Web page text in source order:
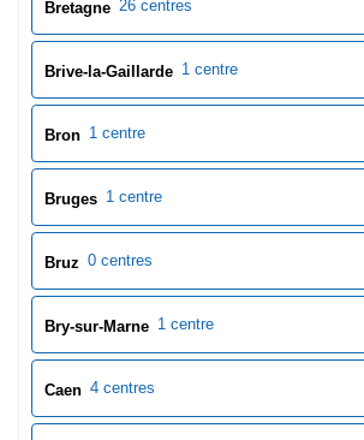
Bretagne 26 centres
Brive-la-Gaillarde 1 centre
Bron 1 centre
Bruges 1 centre
Bruz 0 centres
Bry-sur-Marne 1 centre
Caen 4 centres